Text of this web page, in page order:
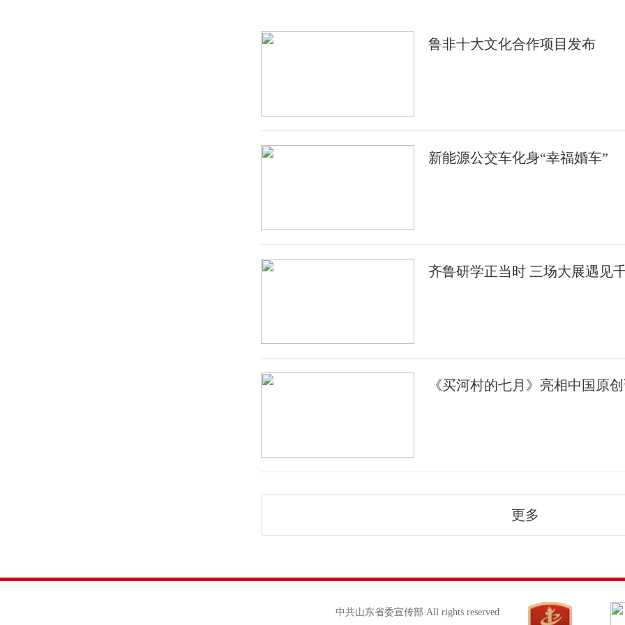
鲁非十大文化合作项目发布
新能源公交车化身“幸福婚车”
齐鲁研学正当时 三场大展遇见
《买河村的七月》亮相中国原
更多
中共山东省委宣传部 All rights reserved